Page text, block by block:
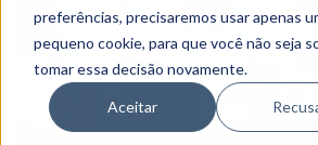
preferências, precisaremos usar apenas
pequeno cookie, para que você não seja
tomar essa decisão novamente.
Aceitar